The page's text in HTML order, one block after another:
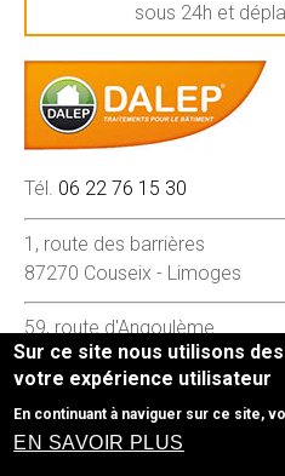
sous 24h et
Tél. 06 22 76 15 30
1, route des barrières
87270 Couseix - Limoges
59, route d'Angoulème
16260 Chasseneuil-sur-
Mentions légales- Le site
Sur ce site nous utilisons
votre expérience utilisateur
En continuant à naviguer sur ce site,
EN SAVOIR PLUS